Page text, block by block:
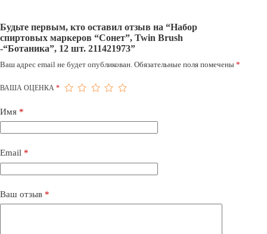
Будьте первым, кто оставил отзыв на “Набор
спиртовых маркеров “Сонет”, Twin Brush
-“Ботаника”, 12 шт. 211421973”
Ваш адрес email не будет опубликован. Обязательные поля помечены *
ВАША ОЦЕНКА *
Имя *
Email *
Ваш отзыв *